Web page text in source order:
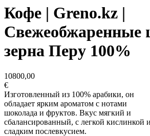
Кофе | Greno.kz |
Свежеобжаренные
зерна Перу 100%
10800,00
€
Изготовленный из 100% арабики, он
обладает ярким ароматом с нотами
шоколада и фруктов. Вкус мягкий и
сбалансированный, с легкой кислинкой и
сладким послевкусием.